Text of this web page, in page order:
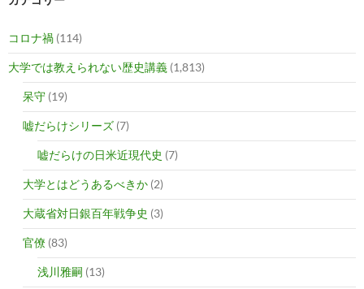
コロナ禍 (114)
大学では教えられない歴史講義 (1,813)
呆守 (19)
嘘だらけシリーズ (7)
嘘だらけの日米近現代史 (7)
大学とはどうあるべきか (2)
大蔵省対日銀百年戦争史 (3)
官僚 (83)
浅川雅嗣 (13)